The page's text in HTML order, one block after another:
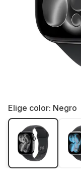
Elige color: Negro